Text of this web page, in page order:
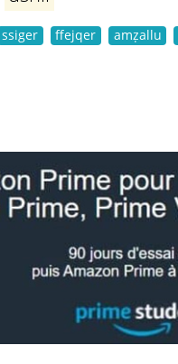
ssiger ffejqer amẓallu